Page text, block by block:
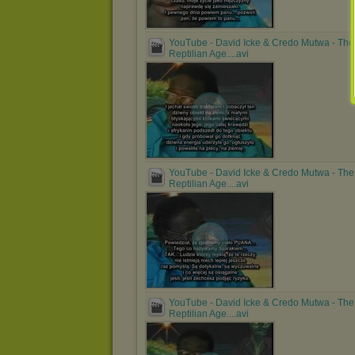
YouTube - David Icke & Credo Mutwa - The
Reptilian Age....avi
YouTube - David Icke & Credo Mutwa - The
Reptilian Age....avi
YouTube - David Icke & Credo Mutwa - The
Reptilian Age....avi